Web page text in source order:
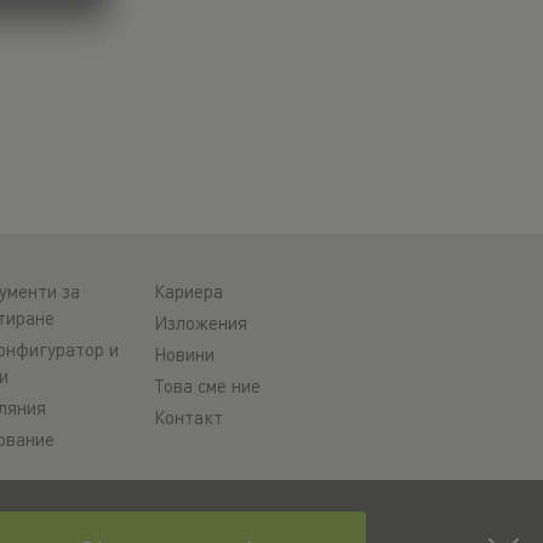
за
и
Кариера
Изложения
Новини
Това сме ние
Контакт